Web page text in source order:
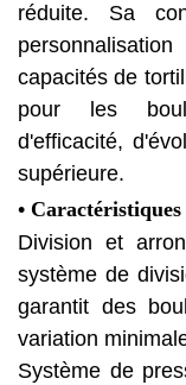
réduite. Sa
capacités de
pour les
d'efficacité,
supérieure.
•
Division et
système de
garantit des
variation
Système de